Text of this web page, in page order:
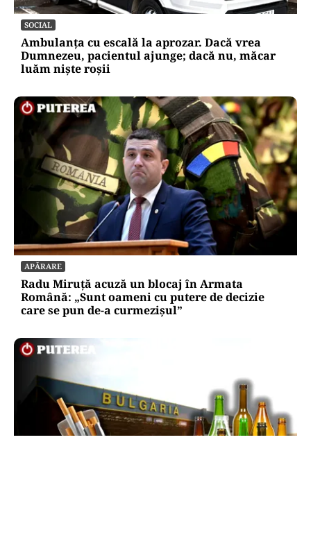
SOCIAL
Ambulanța cu escală la aprozar. Dacă vrea
Dumnezeu, pacientul ajunge; dacă nu, măcar
luăm niște roșii
APĂRARE
Radu Miruță acuză un blocaj în Armata
Română: „Sunt oameni cu putere de decizie
care se pun de-a curmezișul”